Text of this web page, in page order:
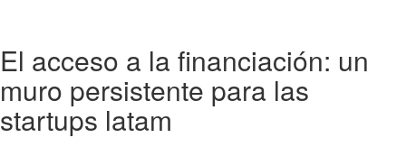
El acceso a la financiación: un
muro persistente para las
startups latam